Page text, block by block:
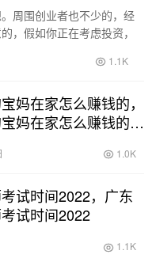
周围创业者也不少的，经
，假如你正在考虑投资，
1.1K
妈在家怎么赚钱的，
妈在家怎么赚钱的
1.0K
试时间2022，广东
试时间2022
1.1K